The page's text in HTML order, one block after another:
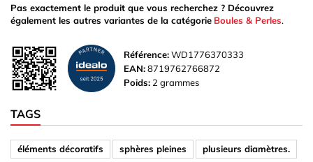
Pas exactement le produit que vous recherchez ? Découvrez
également les autres variantes de la catégorie Boules & Perles.
Référence:WD1776370333
EAN:8719762766872
Poids: 2 grammes
TAGS
éléments décoratifs sphères pleines plusieurs diamètres.